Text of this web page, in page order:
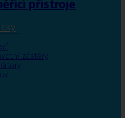
přístroje
zástěry